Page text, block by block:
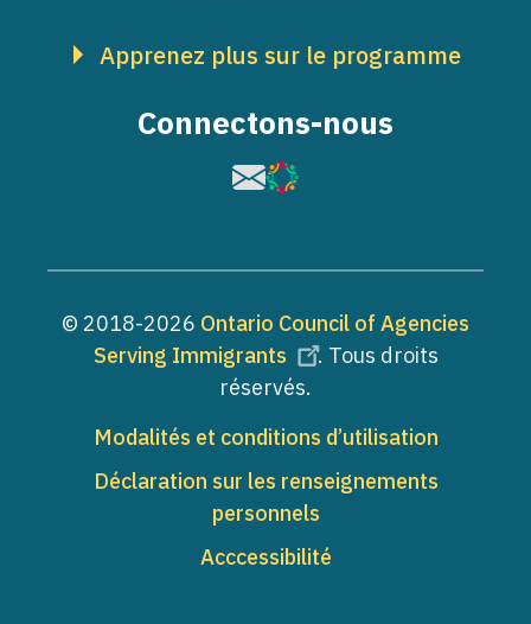
Apprenez plus sur le programme
Connectons-nous
Image
Image
© 2018-2026 Ontario Council of Agencies
Serving Immigrants
. Tous droits
réservés.
Pied de page
Modalités et conditions d’utilisation
Déclaration sur les renseignements
personnels
Acccessibilité